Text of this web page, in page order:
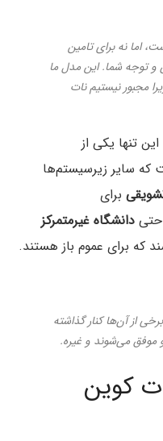
اما نه برای تامین
و توجه شما. این مدل ما
مجبور نیستیم نات
تنها یکی از
که سایر زیرسیستم‌ها
برای
حتی دانشگاه غیرمتمرکز
که برای عموم باز هستند.
از آن‌ها کنار گذاشته
موفق می‌شوند و غیره.
کوین